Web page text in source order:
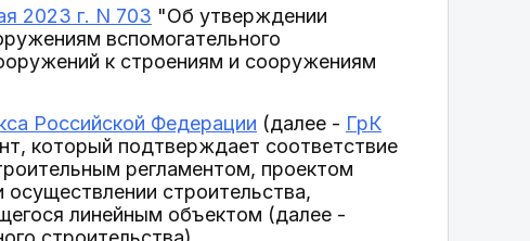
2023 г. N 703 "Об утверждении
вспомогательного
к строениям и сооружениям
Российской Федерации (далее - ГрК
который подтверждает соответствие
регламентом, проектом
строительства,
линейным объектом (далее -